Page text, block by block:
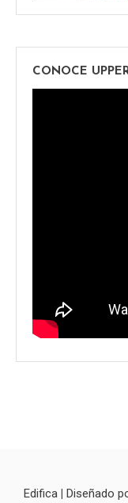
CONOCE
Edifica| Diseñado